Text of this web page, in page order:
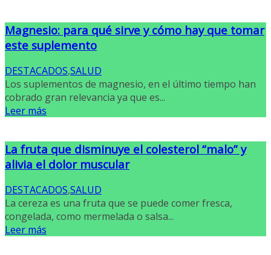
Magnesio: para qué sirve y cómo hay que tomar
este suplemento
DESTACADOS,SALUD
Los suplementos de magnesio, en el último tiempo han
cobrado gran relevancia ya que es...
Leer más
La fruta que disminuye el colesterol “malo” y
alivia el dolor muscular
DESTACADOS,SALUD
La cereza es una fruta que se puede comer fresca,
congelada, como mermelada o salsa...
Leer más